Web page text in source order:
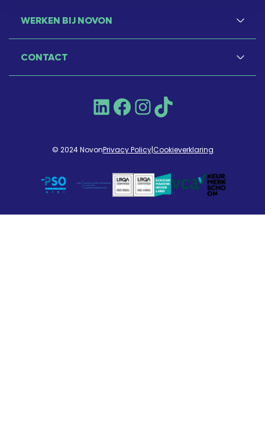
WERKEN BIJ NOVON
CONTACT
LinkedInFacebookInstagram
TikTok
© 2024 NovonPrivacy Policy|Cookieverklaring